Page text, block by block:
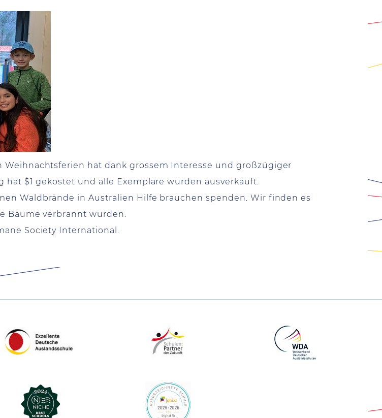
hat dank grossem Interesse und großzügiger
hat $1 gekostet und alle Exemplare wurden ausverkauft.
Waldbrände in Australien Hilfe brauchen spenden. Wir finden es
Bäume verbrannt wurden.
Society International.